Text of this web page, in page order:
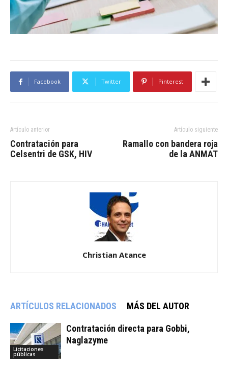
Facebook Twitter Pinterest
Artículo anterior
Contratación para
Celsentri de GSK, HIV
Artículo siguiente
Ramallo con bandera roja
de la ANMAT
Christian Atance
ARTÍCULOS RELACIONADOS MÁS DEL AUTOR
Licitaciones
públicas
Contratación directa para Gobbi,
Naglazyme